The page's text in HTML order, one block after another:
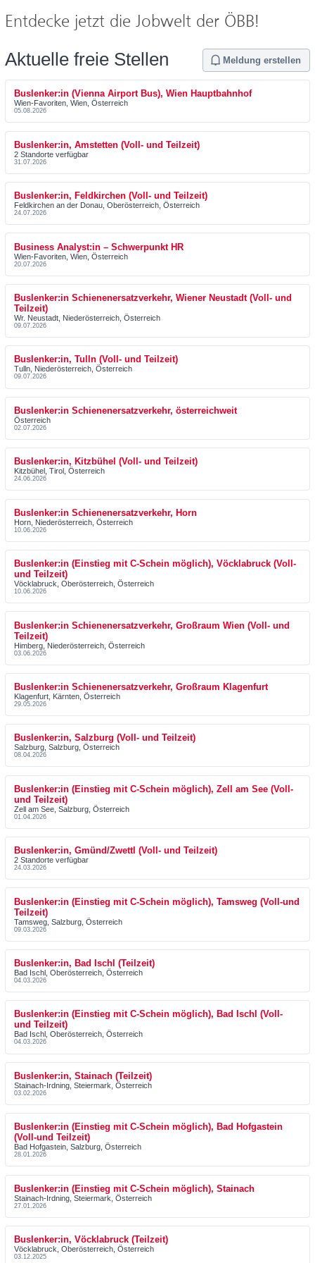
Personenverkehr AG
BCC GmbH
Infrastruktur AG
Produktion GmbH
iMobility GmbH
Rail Cargo Group
Technische Services GmbH
Entdecke jetzt die Jobwelt der ÖBB!
Aktuelle freie Stellen
Meldung erstellen
Buslenker:in (Vienna Airport Bus), Wien Hauptbahnhof
Wien-Favoriten, Wien, Österreich
05.08.2026
Buslenker:in, Amstetten (Voll- und Teilzeit)
2 Standorte verfügbar
31.07.2026
Buslenker:in, Feldkirchen (Voll- und Teilzeit)
Feldkirchen an der Donau, Oberösterreich, Österreich
24.07.2026
Business Analyst:in – Schwerpunkt HR
Wien-Favoriten, Wien, Österreich
20.07.2026
Buslenker:in Schienenersatzverkehr, Wiener Neustadt (Voll- und
Teilzeit)
Wr. Neustadt, Niederösterreich, Österreich
09.07.2026
Buslenker:in, Tulln (Voll- und Teilzeit)
Tulln, Niederösterreich, Österreich
09.07.2026
Buslenker:in Schienenersatzverkehr, österreichweit
Österreich
02.07.2026
Buslenker:in, Kitzbühel (Voll- und Teilzeit)
Kitzbühel, Tirol, Österreich
24.06.2026
Buslenker:in Schienenersatzverkehr, Horn
Horn, Niederösterreich, Österreich
10.06.2026
Buslenker:in (Einstieg mit C-Schein möglich), Vöcklabruck (Voll-
und Teilzeit)
Vöcklabruck, Oberösterreich, Österreich
10.06.2026
Buslenker:in Schienenersatzverkehr, Großraum Wien (Voll- und
Teilzeit)
Himberg, Niederösterreich, Österreich
03.06.2026
Buslenker:in Schienenersatzverkehr, Großraum Klagenfurt
Klagenfurt, Kärnten, Österreich
29.05.2026
Buslenker:in, Salzburg (Voll- und Teilzeit)
Salzburg, Salzburg, Österreich
08.04.2026
Buslenker:in (Einstieg mit C-Schein möglich), Zell am See (Voll-
und Teilzeit)
Zell am See, Salzburg, Österreich
01.04.2026
Buslenker:in, Gmünd/Zwettl (Voll- und Teilzeit)
2 Standorte verfügbar
24.03.2026
Buslenker:in (Einstieg mit C-Schein möglich), Tamsweg (Voll-und
Teilzeit)
Tamsweg, Salzburg, Österreich
09.03.2026
Buslenker:in, Bad Ischl (Teilzeit)
Bad Ischl, Oberösterreich, Österreich
04.03.2026
Buslenker:in (Einstieg mit C-Schein möglich), Bad Ischl (Voll-
und Teilzeit)
Bad Ischl, Oberösterreich, Österreich
04.03.2026
Buslenker:in, Stainach (Teilzeit)
Stainach-Irdning, Steiermark, Österreich
03.02.2026
Buslenker:in (Einstieg mit C-Schein möglich), Bad Hofgastein
(Voll-und Teilzeit)
Bad Hofgastein, Salzburg, Österreich
28.01.2026
Buslenker:in (Einstieg mit C-Schein möglich), Stainach
Stainach-Irdning, Steiermark, Österreich
27.01.2026
Buslenker:in, Vöcklabruck (Teilzeit)
Vöcklabruck, Oberösterreich, Österreich
03.12.2025